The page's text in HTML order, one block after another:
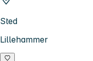
Sted
Lillehammer